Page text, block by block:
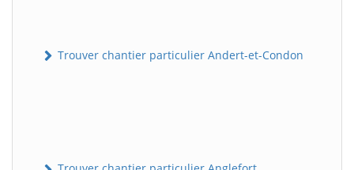
Trouver chantier particulier Andert-et-Condon